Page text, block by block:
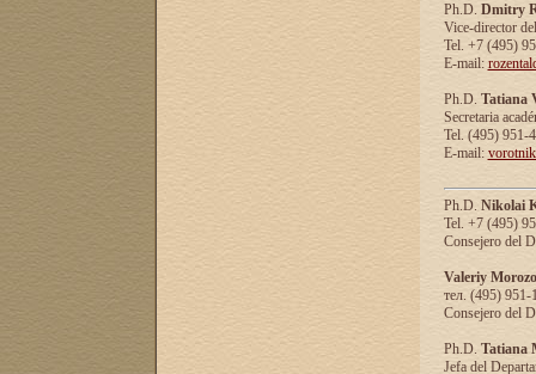
Ph.D. Dmitry
Vice-director
Tel. +7 (495)
E-mail:
Ph.D. Tatiana
Secretaria
Tel. (495) 951-
E-mail:
Ph.D. Nikolai
Tel. +7 (495)
Consejero del
Valeriy
тел. (495) 951-
Consejero del
Ph.D. Tatiana
Jefa del